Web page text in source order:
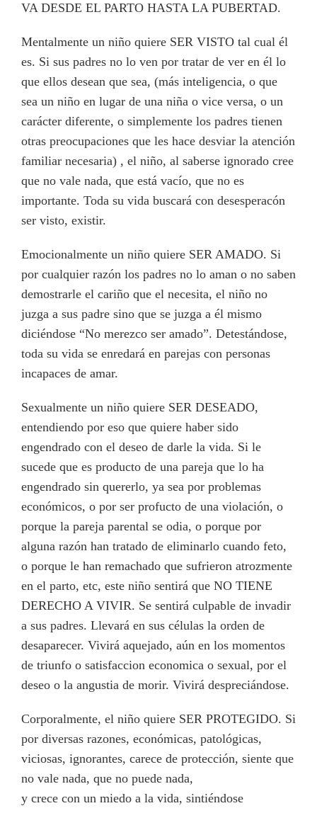
VA DESDE EL PARTO HASTA LA PUBERTAD.
Mentalmente un niño quiere SER VISTO tal cual él
es. Si sus padres no lo ven por tratar de ver en él lo
que ellos desean que sea, (más inteligencia, o que
sea un niño en lugar de una niña o vice versa, o un
carácter diferente, o simplemente los padres tienen
otras preocupaciones que les hace desviar la atención
familiar necesaria) , el niño, al saberse ignorado cree
que no vale nada, que está vacío, que no es
importante. Toda su vida buscará con desesperacón
ser visto, existir.
Emocionalmente un niño quiere SER AMADO. Si
por cualquier razón los padres no lo aman o no saben
demostrarle el cariño que el necesita, el niño no
juzga a sus padre sino que se juzga a él mismo
diciéndose “No merezco ser amado”. Detestándose,
toda su vida se enredará en parejas con personas
incapaces de amar.
Sexualmente un niño quiere SER DESEADO,
entendiendo por eso que quiere haber sido
engendrado con el deseo de darle la vida. Si le
sucede que es producto de una pareja que lo ha
engendrado sin quererlo, ya sea por problemas
económicos, o por ser profucto de una violación, o
porque la pareja parental se odia, o porque por
alguna razón han tratado de eliminarlo cuando feto,
o porque le han remachado que sufrieron atrozmente
en el parto, etc, este niño sentirá que NO TIENE
DERECHO A VIVIR. Se sentirá culpable de invadir
a sus padres. Llevará en sus células la orden de
desaparecer. Vivirá aquejado, aún en los momentos
de triunfo o satisfaccion economica o sexual, por el
deseo o la angustia de morir. Vivirá despreciándose.
Corporalmente, el niño quiere SER PROTEGIDO. Si
por diversas razones, económicas, patológicas,
viciosas, ignorantes, carece de protección, siente que
no vale nada, que no puede nada,
y crece con un miedo a la vida, sintiéndose